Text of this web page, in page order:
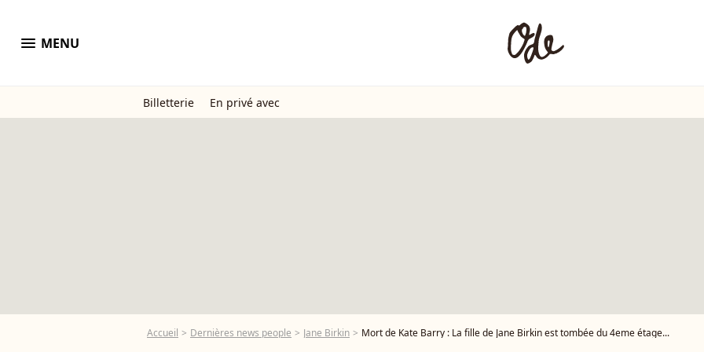
menu MENU
Billetterie En privé avec
Accueil Dernières news people Jane Birkin Mort de Kate Barry : La fille de Jane Birkin est tombée du 4eme étage...